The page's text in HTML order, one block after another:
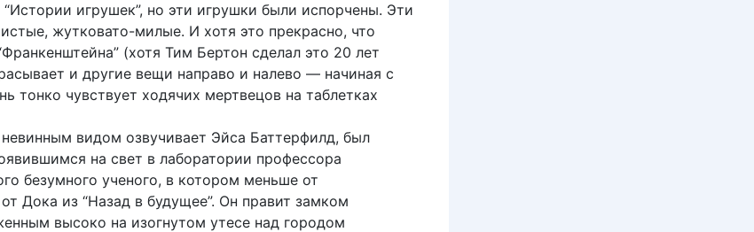
игрушек”, но эти игрушки были испорчены. Эти
жутковато-милые. И хотя это прекрасно, что
(хотя Тим Бертон сделал это 20 лет
и другие вещи направо и налево — начиная с
тонко чувствует ходячих мертвецов на таблетках
видом озвучивает Эйса Баттерфилд, был
на свет в лаборатории профессора
безумного ученого, в котором меньше от
Дока из “Назад в будущее”. Он правит замком
высоко на изогнутом утесе над городом